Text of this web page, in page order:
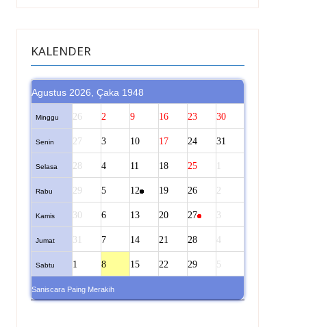
KALENDER
Agustus 2026, Çaka 1948
Minggu 26 2 9 16 23 30
Senin 27 3 10 17 24 31
Selasa 28 4 11 18 25
Rabu 29 5 12 19 26 2
Kamis 30 6 13 20 27 3
Jumat 31 7 14 21 28 4
Sabtu 1 8 15 22 29 5
Saniscara Paing Merakih